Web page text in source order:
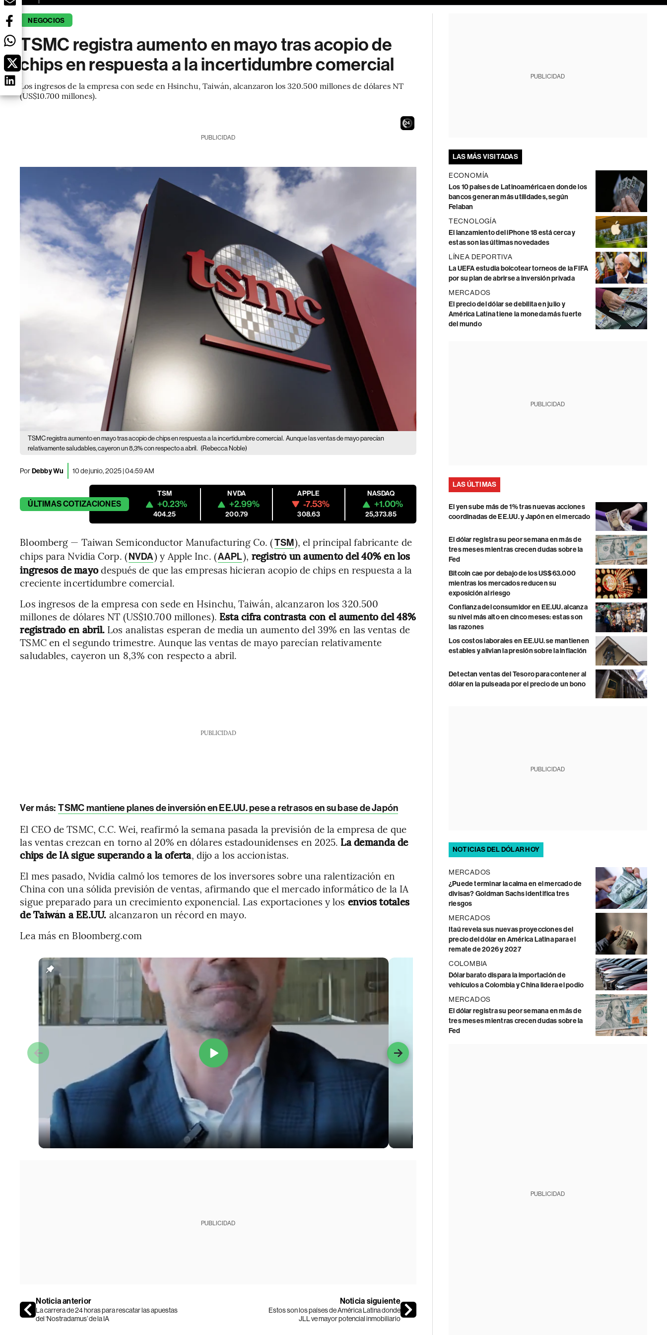
NEGOCIOS
TSMC registra aumento en mayo tras acopio de
chips en respuesta a la incertidumbre comercial
Los ingresos de la empresa con sede en Hsinchu, Taiwán, alcanzaron los 320.500 millones de dólares NT
(US$10.700 millones).
23
PUBLICIDAD
TSMC registra aumento en mayo tras acopio de chips en respuesta a la incertidumbre comercial. Aunque las ventas de mayo parecían
relativamente saludables, cayeron un 8,3% con respecto a abril. (Rebecca Noble)
PorDebby Wu 10 de junio, 2025 | 04:59 AM
ÚLTIMASCOTIZACIONES
TSM
+0.23%
404.25
NVDA
+2.99%
200.79
APPLE
-7.53%
308.63
NASDAQ
+1.00%
25,373.85
Bloomberg — Taiwan Semiconductor Manufacturing Co. (TSM), el principal fabricante de
chips para Nvidia Corp. (NVDA) y Apple Inc. (AAPL), registró un aumento del 40% en los
ingresos de mayodespués de que las empresas hicieran acopio de chips en respuesta a la
creciente incertidumbre comercial.
Los ingresos de la empresa con sede en Hsinchu, Taiwán, alcanzaron los 320.500
millones de dólares NT (US$10.700 millones). Esta cifra contrasta con el aumento del 48%
registrado en abril. Los analistas esperan de media un aumento del 39% en las ventas de
TSMC en el segundo trimestre. Aunque las ventas de mayo parecían relativamente
saludables, cayeron un 8,3% con respecto a abril.
PUBLICIDAD
Ver más: TSMC mantiene planes de inversión en EE.UU. pese a retrasos en su base de Japón
El CEO de TSMC, C.C. Wei, reafirmó la semana pasada la previsión de la empresa de que
las ventas crezcan en torno al 20% en dólares estadounidenses en 2025. La demanda de
chips de IA sigue superando a la oferta, dijo a los accionistas.
El mes pasado, Nvidia calmó los temores de los inversores sobre una ralentización en
China con una sólida previsión de ventas, afirmando que el mercado informático de la IA
sigue preparado para un crecimiento exponencial. Las exportaciones y los envíos totales
de Taiwán a EE.UU. alcanzaron un récord en mayo.
Lea más en Bloomberg.com
PUBLICIDAD
Noticia anterior
La carrera de 24 horas para rescatar las apuestas
del ‘Nostradamus’ de la IA
Noticia siguiente
Estos son los países de América Latina donde
JLL ve mayor potencial inmobiliario
PUBLICIDAD
LAS MÁS VISITADAS
ECONOMÍA
Los 10 países de Latinoamérica en donde los
bancos generan más utilidades, según
Felaban
TECNOLOGÍA
El lanzamiento del iPhone 18 está cerca y
estas son las últimas novedades
LÍNEA DEPORTIVA
La UEFA estudia boicotear torneos de la FIFA
por su plan de abrirse a inversión privada
MERCADOS
El precio del dólar se debilita en julio y
América Latina tiene la moneda más fuerte
del mundo
PUBLICIDAD
LAS ÚLTIMAS
El yen sube más de 1% tras nuevas acciones
coordinadas de EE.UU. y Japón en el mercado
El dólar registra su peor semana en más de
tres meses mientras crecen dudas sobre la
Fed
Bitcoin cae por debajo de los US$63.000
mientras los mercados reducen su
exposición al riesgo
Confianza del consumidor en EE.UU. alcanza
su nivel más alto en cinco meses: estas son
las razones
Los costos laborales en EE.UU. se mantienen
estables y alivian la presión sobre la inflación
Detectan ventas del Tesoro para contener al
dólar en la pulseada por el precio de un bono
PUBLICIDAD
NOTICIAS DEL DÓLAR HOY
MERCADOS
¿Puede terminar la calma en el mercado de
divisas? Goldman Sachs identifica tres
riesgos
MERCADOS
Itaú revela sus nuevas proyecciones del
precio del dólar en América Latina para el
remate de 2026 y 2027
COLOMBIA
Dólar barato dispara la importación de
vehículos a Colombia y China lidera el podio
MERCADOS
El dólar registra su peor semana en más de
tres meses mientras crecen dudas sobre la
Fed
PUBLICIDAD